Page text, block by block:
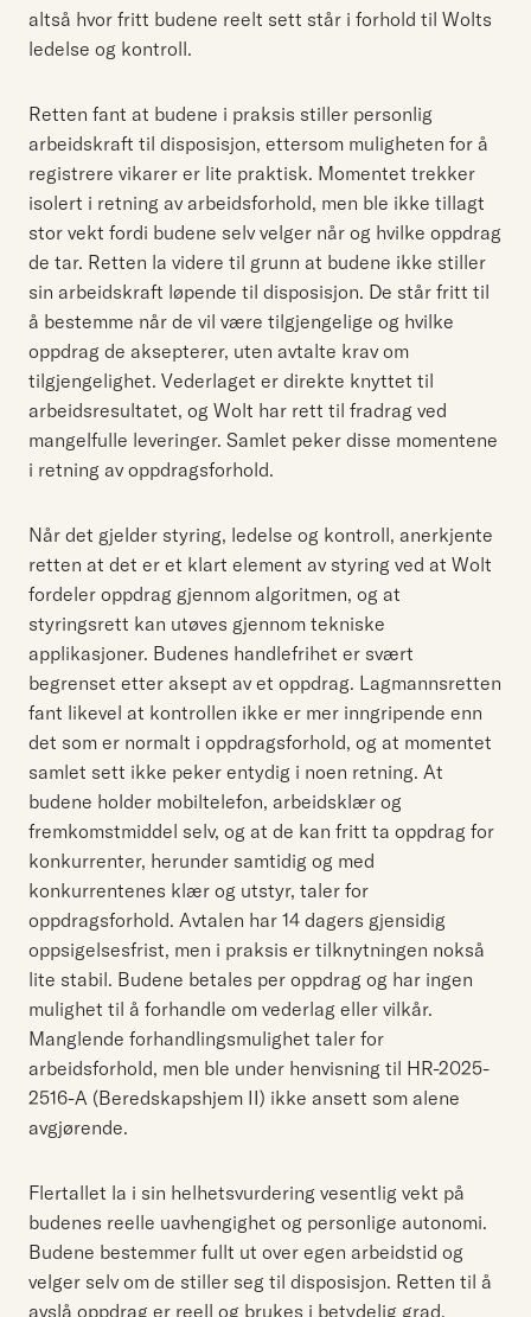
altså hvor fritt budene reelt sett står i forhold til Wolts
ledelse og kontroll.
Retten fant at budene i praksis stiller personlig
arbeidskraft til disposisjon, ettersom muligheten for å
registrere vikarer er lite praktisk. Momentet trekker
isolert i retning av arbeidsforhold, men ble ikke tillagt
stor vekt fordi budene selv velger når og hvilke oppdrag
de tar. Retten la videre til grunn at budene ikke stiller
sin arbeidskraft løpende til disposisjon. De står fritt til
å bestemme når de vil være tilgjengelige og hvilke
oppdrag de aksepterer, uten avtalte krav om
tilgjengelighet. Vederlaget er direkte knyttet til
arbeidsresultatet, og Wolt har rett til fradrag ved
mangelfulle leveringer. Samlet peker disse momentene
i retning av oppdragsforhold.
Når det gjelder styring, ledelse og kontroll, anerkjente
retten at det er et klart element av styring ved at Wolt
fordeler oppdrag gjennom algoritmen, og at
styringsrett kan utøves gjennom tekniske
applikasjoner. Budenes handlefrihet er svært
begrenset etter aksept av et oppdrag. Lagmannsretten
fant likevel at kontrollen ikke er mer inngripende enn
det som er normalt i oppdragsforhold, og at momentet
samlet sett ikke peker entydig i noen retning. At
budene holder mobiltelefon, arbeidsklær og
fremkomstmiddel selv, og at de kan fritt ta oppdrag for
konkurrenter, herunder samtidig og med
konkurrentenes klær og utstyr, taler for
oppdragsforhold. Avtalen har 14 dagers gjensidig
oppsigelsesfrist, men i praksis er tilknytningen nokså
lite stabil. Budene betales per oppdrag og har ingen
mulighet til å forhandle om vederlag eller vilkår.
Manglende forhandlingsmulighet taler for
arbeidsforhold, men ble under henvisning til HR-2025-
2516-A (Beredskapshjem II) ikke ansett som alene
avgjørende.
Flertallet la i sin helhetsvurdering vesentlig vekt på
budenes reelle uavhengighet og personlige autonomi.
Budene bestemmer fullt ut over egen arbeidstid og
velger selv om de stiller seg til disposisjon. Retten til å
avslå oppdrag er reell og brukes i betydelig grad.